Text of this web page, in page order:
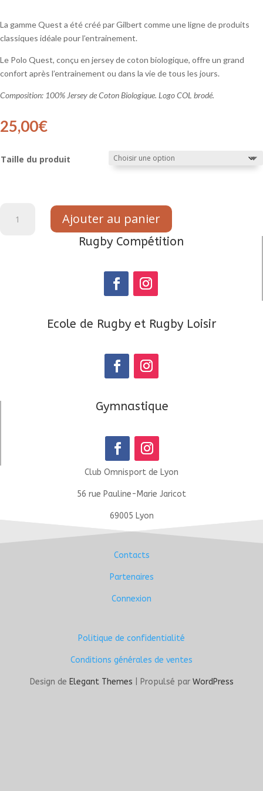
La gamme Quest a été créé par Gilbert comme une ligne de produits
classiques idéale pour l’entrainement.
Le Polo Quest, conçu en jersey de coton biologique, offre un grand
confort après l’entrainement ou dans la vie de tous les jours.
Composition: 100% Jersey de Coton Biologique. Logo COL brodé.
25,00€
Taille du produit
Ajouter au panier
Rugby Compétition
Ecole de Rugby et Rugby Loisir
Gymnastique
Club Omnisport de Lyon
56 rue Pauline-Marie Jaricot
69005 Lyon
Contacts
Partenaires
Connexion
Politique de confidentialité
Conditions générales de ventes
Design de Elegant Themes | Propulsé par WordPress